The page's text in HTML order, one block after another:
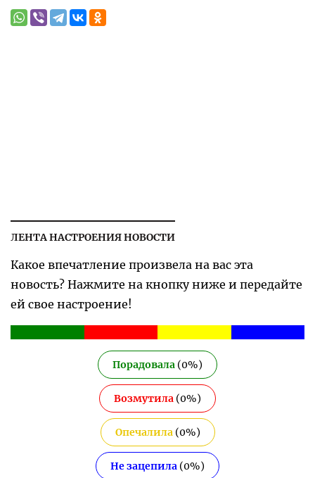
ЛЕНТА НАСТРОЕНИЯ НОВОСТИ
Какое впечатление произвела на вас эта
новость? Нажмите на кнопку ниже и передайте
ей свое настроение!
Порадовала (0%)
Возмутила (0%)
Опечалила(0%)
Не зацепила (0%)